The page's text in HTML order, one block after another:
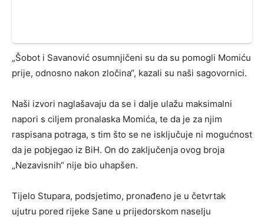
„Šobot i Savanović osumnjičeni su da su pomogli Momiću
prije, odnosno nakon zločina“, kazali su naši sagovornici.
Naši izvori naglašavaju da se i dalje ulažu maksimalni
napori s ciljem pronalaska Momića, te da je za njim
raspisana potraga, s tim što se ne isključuje ni mogućnost
da je pobjegao iz BiH. On do zaključenja ovog broja
„Nezavisnih“ nije bio uhapšen.
Tijelo Stupara, podsjetimo, pronađeno je u četvrtak
ujutru pored rijeke Sane u prijedorskom naselju